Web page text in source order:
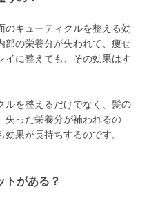
のキューティクルを整える効
部の栄養分が失われて、痩せ
イに整えても、その効果はす
ルを整えるだけでなく、髪の
失った栄養分が補われるの
果が長持ちするのです。
トがある？